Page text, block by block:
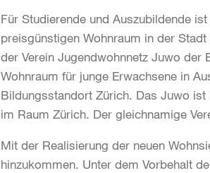
Für Studierende und Auszubildende
preisgünstigen Wohnraum in der
der Verein Jugendwohnnetz Juwo der
Wohnraum für junge Erwachsene in
Bildungsstandort Zürich. Das Juwo
im Raum Zürich. Der gleichnamige
Mit der Realisierung der neuen
hinzukommen. Unter dem Vorbehalt